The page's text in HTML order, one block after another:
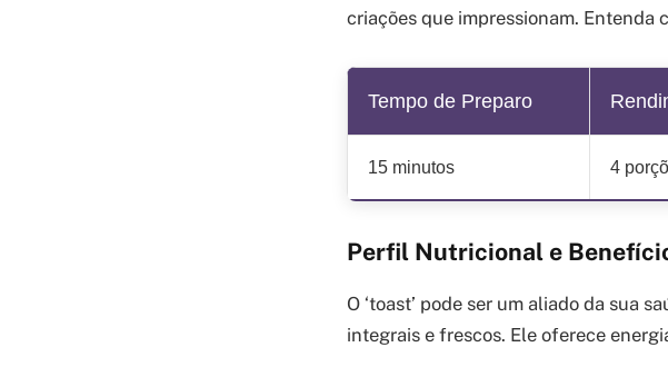
criações que impressionam. Entenda
Tempo de Preparo
15 minutos 4
Perfil Nutricional e
O ‘toast’ pode ser um aliado da sua
integrais e frescos. Ele oferece